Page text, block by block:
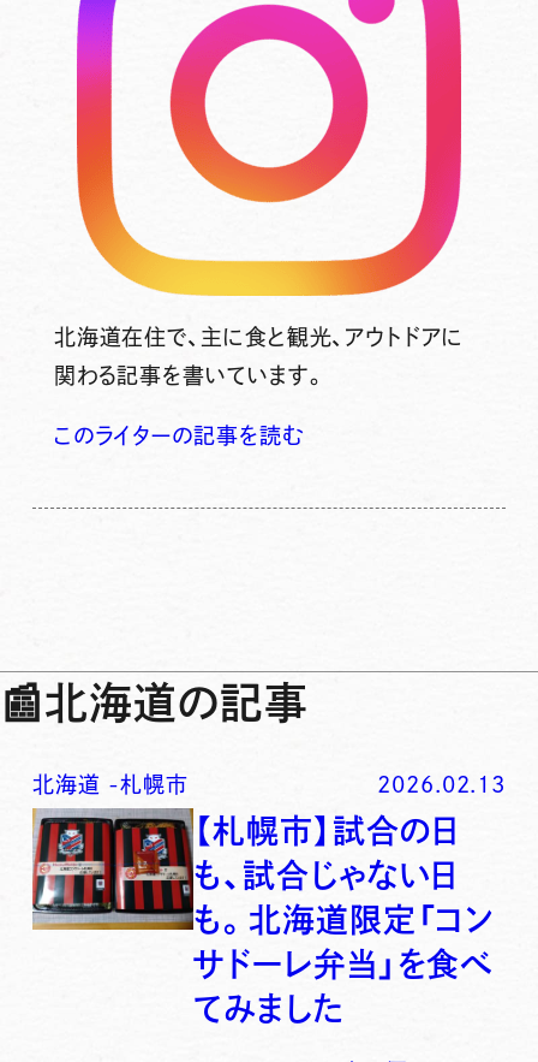
北海道在住で、主に食と観光、アウトドアに
関わる記事を書いています。
このライターの記事を読む
📰北海道の記事
北海道 -札幌市 2026.02.13
【札幌市】試合の日
も、試合じゃない日
も。北海道限定「コン
サドーレ弁当」を食べ
てみました